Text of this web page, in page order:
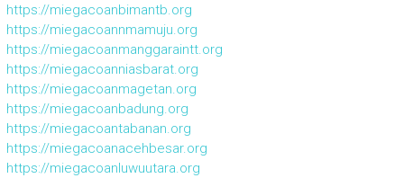
https://miegacoanbimantb.org
https://miegacoannmamuju.org
https://miegacoanmanggaraintt.org
https://miegacoanniasbarat.org
https://miegacoanmagetan.org
https://miegacoanbadung.org
https://miegacoantabanan.org
https://miegacoanacehbesar.org
https://miegacoanluwuutara.org